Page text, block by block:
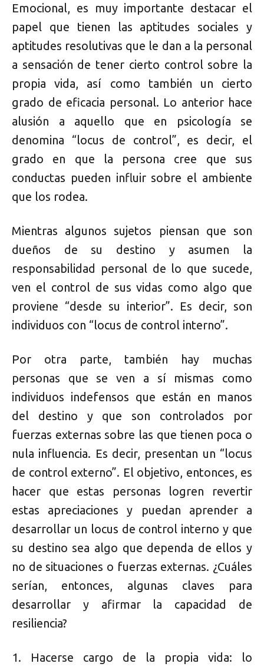
Emocional, es muy importante destacar el
papel que tienen las aptitudes sociales y
aptitudes resolutivas que le dan a la personal
a sensación de tener cierto control sobre la
propia vida, así como también un cierto
grado de eficacia personal. Lo anterior hace
alusión a aquello que en psicología se
denomina “locus de control”, es decir, el
grado en que la persona cree que sus
conductas pueden influir sobre el ambiente
que los rodea.
Mientras algunos sujetos piensan que son
dueños de su destino y asumen la
responsabilidad personal de lo que sucede,
ven el control de sus vidas como algo que
proviene “desde su interior”. Es decir, son
individuos con “locus de control interno”.
Por otra parte, también hay muchas
personas que se ven a sí mismas como
individuos indefensos que están en manos
del destino y que son controlados por
fuerzas externas sobre las que tienen poca o
nula influencia. Es decir, presentan un “locus
de control externo”. El objetivo, entonces, es
hacer que estas personas logren revertir
estas apreciaciones y puedan aprender a
desarrollar un locus de control interno y que
su destino sea algo que dependa de ellos y
no de situaciones o fuerzas externas. ¿Cuáles
serían, entonces, algunas claves para
desarrollar y afirmar la capacidad de
resiliencia?
1. Hacerse cargo de la propia vida: lo